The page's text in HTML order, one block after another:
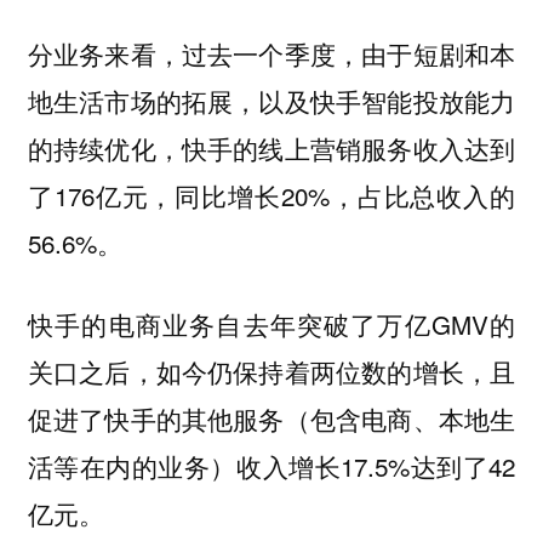
分业务来看，过去一个季度，由于短剧和本
地生活市场的拓展，以及快手智能投放能力
的持续优化，快手的线上营销服务收入达到
了176亿元，同比增长20%，占比总收入的
56.6%。
快手的电商业务自去年突破了万亿GMV的
关口之后，如今仍保持着两位数的增长，且
促进了快手的其他服务（包含电商、本地生
活等在内的业务）收入增长17.5%达到了42
亿元。